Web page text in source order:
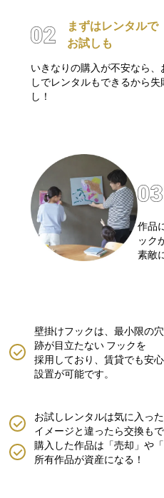
まずはレンタルで
お試しも
いきなりの購入が不安なら、
しでレンタルもできるから失
し！
作品
ック
素敵
壁掛けフックは、最小限の
跡が目立たない フックを
採用しており、賃貸でも安
設置が可能です。
購入した作品は「売却」や
所有作品が資産になる！
お試しレンタルは気に入った
イメージと違ったら交換もで